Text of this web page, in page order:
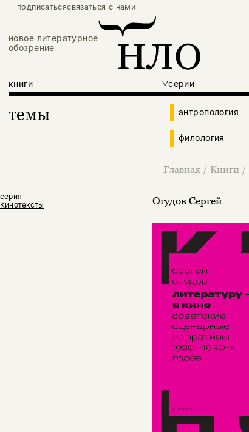
подписатьсясвязаться с нами
новое литературное
обозрение
книги серии
темы антропология
филология
Главная / Книги /
серия
Кинотексты
Огудов Сергей